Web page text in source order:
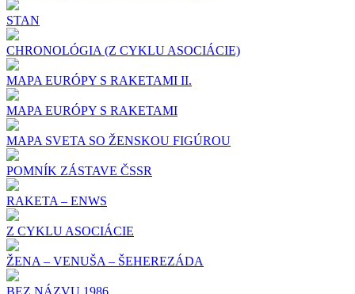
STAN
CHRONOLÓGIA (Z CYKLU ASOCIÁCIE)
MAPA EURÓPY S RAKETAMI II.
MAPA EURÓPY S RAKETAMI
MAPA SVETA SO ŽENSKOU FIGÚROU
POMNÍK ZÁSTAVE ČSSR
RAKETA – ENWS
Z CYKLU ASOCIÁCIE
ŽENA – VENUŠA – ŠEHEREZÁDA
BEZ NÁZVU 1986